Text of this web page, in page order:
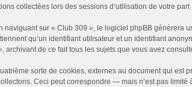
collectées lors des sessions d’utilisation de votre
sur « Club 309 », le logiciel phpBB génèrera
qu’un identifiant utilisateur et un identifiant
de ce fait tous les sujets que vous avez
sorte de cookies, externes au document qui
Ceci peut correspondre — mais n’est pas